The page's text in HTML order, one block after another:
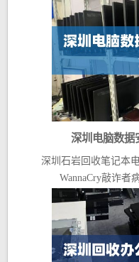
深圳电脑数据
深圳石岩回收笔记
WannaCry敲诈者